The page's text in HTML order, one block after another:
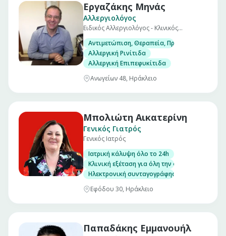
Εργαζάκης Μηνάς
Αλλεργιολόγος
Ειδικός Αλλεργιολόγος - Κλινικός
Αντιμετώπιση, Θεραπεία, Πρόληψη όλων
Αλλεργική Ρινίτιδα
Αλλεργική Επιπεφυκίτιδα
Ανωγείων 48, Ηράκλειο
Μπολιώτη Αικατερίνη
Γενικός Γιατρός
Γενικός Ιατρός
Ιατρική κάλυψη όλο το 24h
Κλινική εξέταση για όλη την οικογένεια
Ηλεκτρονική συνταγογράφηση/Έκδοση
Εφόδου 30, Ηράκλειο
Παπαδάκης Εμμανουήλ